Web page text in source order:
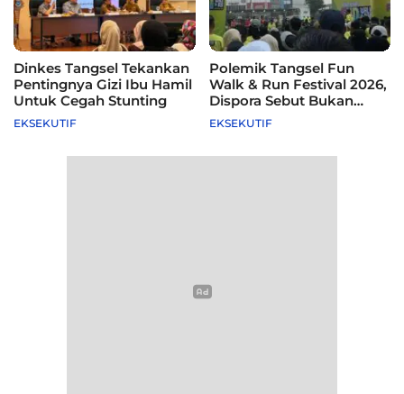
Dinkes Tangsel Tekankan
Pentingnya Gizi Ibu Hamil
Untuk Cegah Stunting
EKSEKUTIF
Polemik Tangsel Fun
Walk & Run Festival 2026,
Dispora Sebut Bukan
Agenda Pemkot
EKSEKUTIF